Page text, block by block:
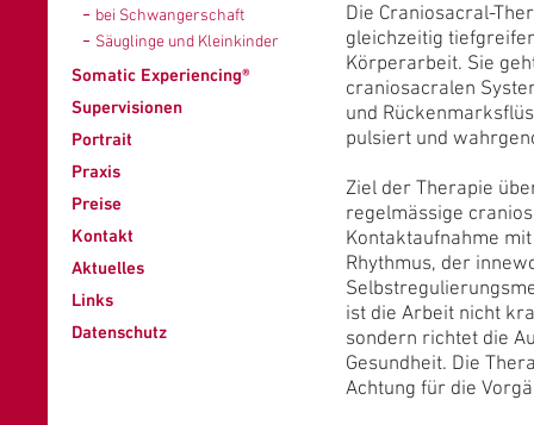
bei Schwangerschaft
Säuglinge und Kleinkinder
Somatic Experiencing®
Supervisionen
Portrait
Praxis
Preise
Kontakt
Aktuelles
Links
Datenschutz
Die Craniosacral-
gleichzeitig
Körperarbeit. Sie
craniosacralen
und
pulsiert und
Ziel der Therapie
regelmässige
Kontaktaufnahme
Rhythmus, der
ist die Arbeit nicht
sondern richtet die
Gesundheit. Die
Achtung für die